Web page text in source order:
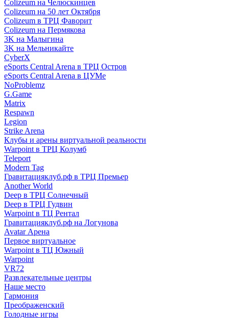
Colizeum на Челюскинцев
Colizeum на 50 лет Октября
Colizeum в ТРЦ Фаворит
Colizeum на Пермякова
3K на Малыгина
3K на Мельникайте
CyberX
eSports Central Arena в ТРЦ Остров
eSports Central Arena в ЦУМе
NoProblemz
G.Game
Matrix
Respawn
Legion
Strike Arena
Клубы и арены виртуальной реальности
Warpoint в ТРЦ Колумб
Teleport
Modern Tag
Гравитацияклуб.рф в ТРЦ Премьер
Another World
Deep в ТРЦ Солнечный
Deep в ТРЦ Гудвин
Warpoint в ТЦ Рентал
Гравитацияклуб.рф на Логунова
Avatar Арена
Первое виртуальное
Warpoint в ТЦ Южный
Warpoint
VR72
Развлекательные центры
Наше место
Гармония
Преображенский
Голодные игры